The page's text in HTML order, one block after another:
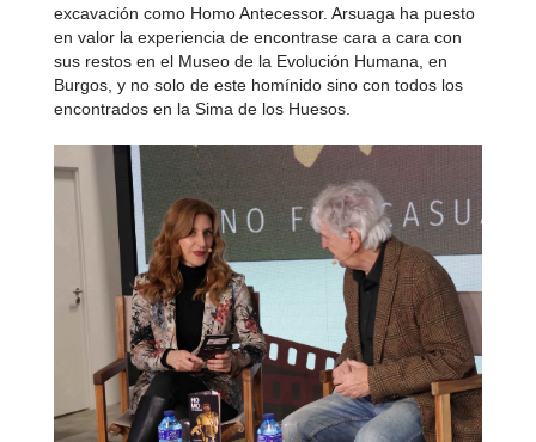
excavación como Homo Antecessor. Arsuaga ha puesto
en valor la experiencia de encontrase cara a cara con
sus restos en el Museo de la Evolución Humana, en
Burgos, y no solo de este homínido sino con todos los
encontrados en la Sima de los Huesos.